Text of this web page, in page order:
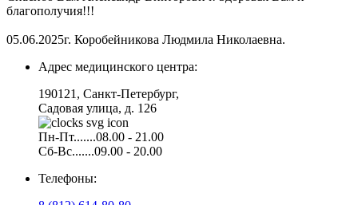
благополучия!!!
05.06.2025г. Коробейникова Людмила Николаевна.
Адрес медицинского центра:
190121, Санкт-Петербург,
Садовая улица, д. 126
Пн-Пт.......08.00 - 21.00
Сб-Вс.......09.00 - 20.00
Телефоны: